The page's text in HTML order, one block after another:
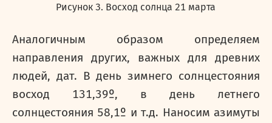
Рисунок 3. Восход солнца 21 марта
Аналогичным образом определяем
направления других, важных для древних
людей, дат. В день зимнего солнцестояния
восход 131,39º, в день летнего
солнцестояния 58,1º и т.д. Наносим азимуты